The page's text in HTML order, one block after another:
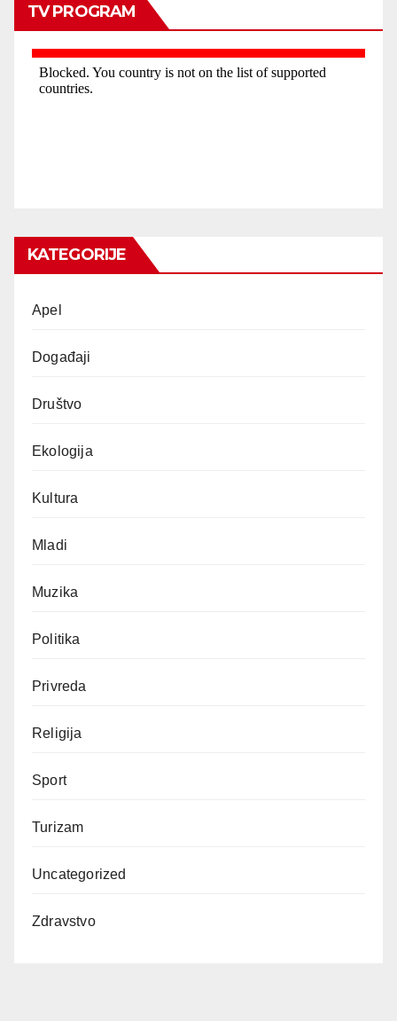
TV PROGRAM
KATEGORIJE
Apel
Događaji
Društvo
Ekologija
Kultura
Mladi
Muzika
Politika
Privreda
Religija
Sport
Turizam
Uncategorized
Zdravstvo